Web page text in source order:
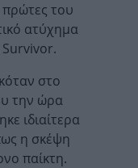
του
ατύχημα
στο
την ώρα
ιδιαίτερα
η σκέψη
παίκτη.